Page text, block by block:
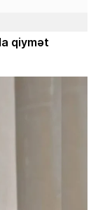
qiymət